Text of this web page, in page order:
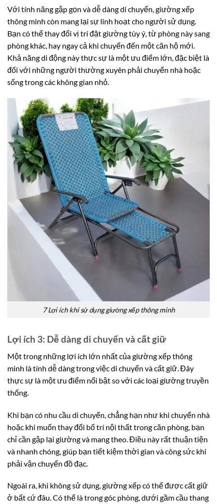
Với tính năng gập gọn và dễ dàng di chuyển, giường xếp
thông minh còn mang lại sự linh hoạt cho người sử dụng.
Bạn có thể thay đổi vị trí đặt giường tùy ý, từ phòng này sang
phòng khác, hay ngay cả khi chuyển đến một căn hộ mới.
Khả năng di động này thực sự là một ưu điểm lớn, đặc biệt là
đối với những người thường xuyên phải chuyển nhà hoặc
sống trong các không gian nhỏ.
7 Lợi ích khi sử dụng giường xếp thông minh
Lợi ích 3: Dễ dàng di chuyển và cất giữ
Một trong những lợi ích lớn nhất của giường xếp thông
minh là tính dễ dàng trong việc di chuyển và cất giữ. Đây
thực sự là một ưu điểm nổi bật so với các loại giường truyền
thống.
Khi bạn có nhu cầu di chuyển, chẳng hạn như khi chuyển nhà
hoặc khi muốn thay đổi bố trí nội thất trong căn phòng, bạn
chỉ cần gập lại giường và mang theo. Điều này rất thuận tiện
và nhanh chóng, giúp bạn tiết kiệm thời gian và công sức khi
phải vận chuyển đồ đạc.
Ngoài ra, khi không sử dụng, giường xếp có thể được cất giữ
ở bất cứ đâu. Có thể là trong góc phòng, dưới gầm cầu thang